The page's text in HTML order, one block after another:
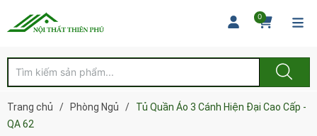
0
Trang chủ / Phòng Ngủ /
Tủ Quần Áo 3 Cánh Hiện Đại Cao Cấp -
QA 62